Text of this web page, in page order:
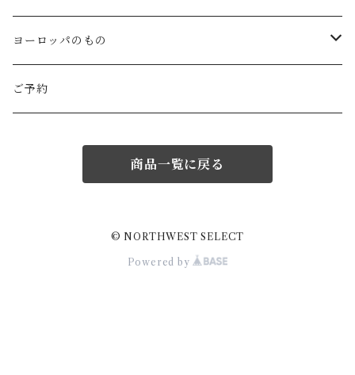
ROBE de PEAU
LABORATORY
Atelier d'antan (ｳｪｱ)
Atelier d'antan (ｱｸｾｻﾘｰ)
icura(木工）
でく工房(ガラス)
南部鉄器(岩手)
佐渡の釜敷(新潟)
ガラスの保存瓶
工房アイザワ(新潟)
kitona(木製ﾌﾞﾛｰﾁ)
edge(革ﾌﾞﾛｰﾁ)
ninon(白樺ﾌﾞﾛｰﾁ)
グラスウェア
Kronjyden/B&G
Rorstrand・Gefle
白樺の雑貨
白樺のオーナメント
ラトビアの民芸品
ヨーロッパのもの
スウェーデン
Coltello (ｶﾄﾗﾘｰ)
Bjorklund (ｹｰｷｻｰﾊﾞｰ)
Creamore Mill (木製品)
ご予約
商品一覧に戻る
© NORTHWEST SELECT
Powered by